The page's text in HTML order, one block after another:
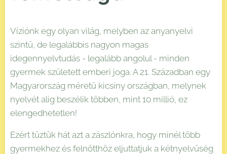
Víziónk egy olyan világ, melyben az anyanyelvi
szintű, de legalábbis nagyon magas
idegennyelvtudás - legalább angolul - minden
gyermek született emberi joga. A 21. Században egy
Magyarország méretű kicsiny országban, melynek
nyelvét alig beszélik többen, mint 10 millió, ez
elengedhetetlen!
Ezért tűztük hát azt a zászlónkra, hogy minél több
gyermekhez és felnőtthöz eljuttatjuk a kétnyelvűség